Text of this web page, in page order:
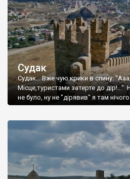
Судак
Судак... Вже чую крики в спину:
Місце,туристами затерте до
не було, ну не "дірявив" я там